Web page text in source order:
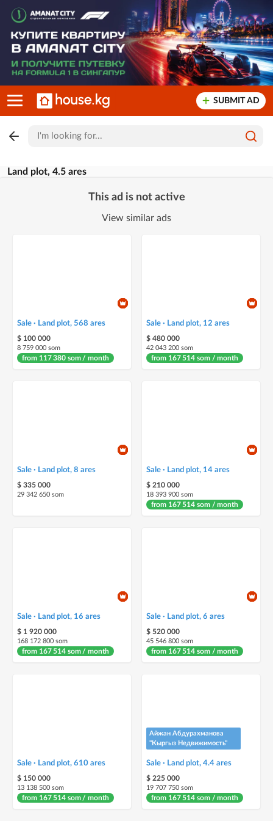
SUBMIT AD
Land plot, 4.5 ares
This ad is not active
View similar ads
Sale · Land plot, 568 ares
$ 100 000
8 759 000 som
from 117 380 som / month
Sale · Land plot, 12 ares
$ 480 000
42 043 200 som
from 167 514 som / month
Sale · Land plot, 8 ares
$ 335 000
29 342 650 som
Sale · Land plot, 14 ares
$ 210 000
18 393 900 som
from 167 514 som / month
Sale · Land plot, 16 ares
$ 1 920 000
168 172 800 som
from 167 514 som / month
Sale · Land plot, 6 ares
$ 520 000
45 546 800 som
from 167 514 som / month
Sale · Land plot, 610 ares
$ 150 000
13 138 500 som
from 167 514 som / month
Айжан Абдурахманова
"Кыргыз Недвижимость"
Sale · Land plot, 4.4 ares
$ 225 000
19 707 750 som
from 167 514 som / month